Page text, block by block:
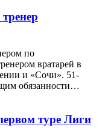
по
вратарей в
и «Сочи». 51-
обязанности…
туре Лиги